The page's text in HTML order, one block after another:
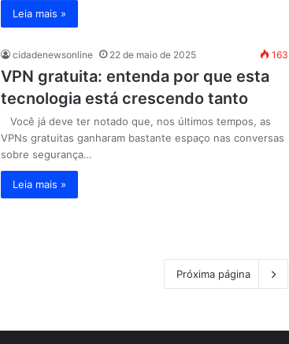
Leia mais »
cidadenewsonline 22 de maio de 2025 163
VPN gratuita: entenda por que esta
tecnologia está crescendo tanto
Você já deve ter notado que, nos últimos tempos, as
VPNs gratuitas ganharam bastante espaço nas conversas
sobre segurança…
Leia mais »
Próxima página